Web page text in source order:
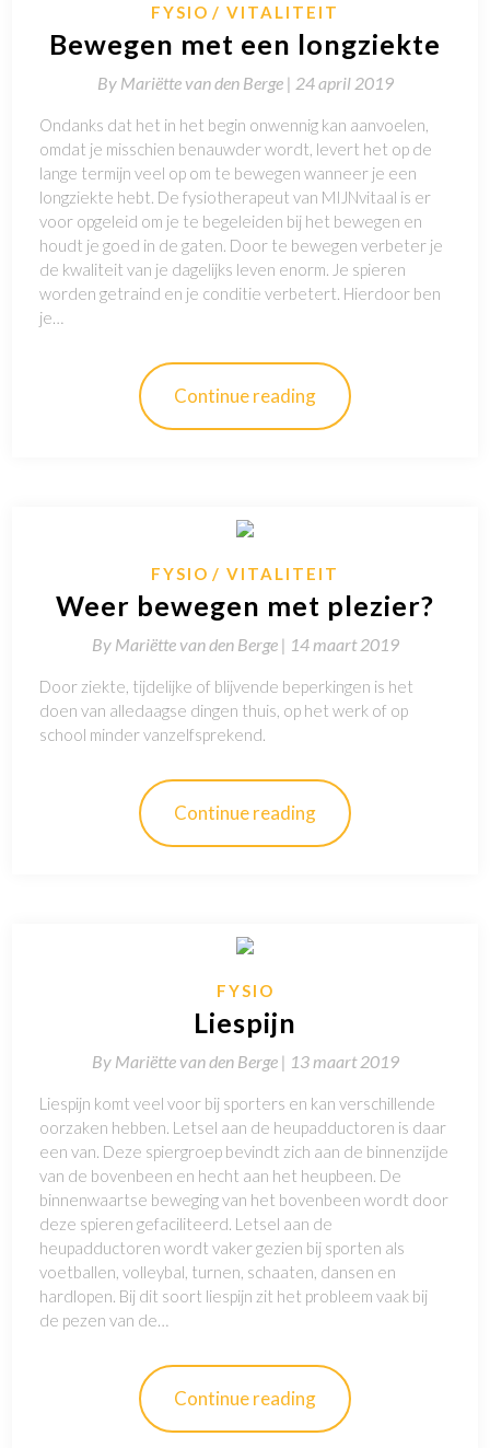
FYSIO VITALITEIT
Bewegen met een longziekte
By Mariëtte van den Berge | 24 april 2019
Ondanks dat het in het begin onwennig kan aanvoelen,
omdat je misschien benauwder wordt, levert het op de
lange termijn veel op om te bewegen wanneer je een
longziekte hebt. De fysiotherapeut van MIJNvitaal is er
voor opgeleid om je te begeleiden bij het bewegen en
houdt je goed in de gaten. Door te bewegen verbeter je
de kwaliteit van je dagelijks leven enorm. Je spieren
worden getraind en je conditie verbetert. Hierdoor ben
je…
Continue reading
FYSIO VITALITEIT
Weer bewegen met plezier?
By Mariëtte van den Berge | 14 maart 2019
Door ziekte, tijdelijke of blijvende beperkingen is het
doen van alledaagse dingen thuis, op het werk of op
school minder vanzelfsprekend.
Continue reading
FYSIO
Liespijn
By Mariëtte van den Berge | 13 maart 2019
Liespijn komt veel voor bij sporters en kan verschillende
oorzaken hebben. Letsel aan de heupadductoren is daar
een van. Deze spiergroep bevindt zich aan de binnenzijde
van de bovenbeen en hecht aan het heupbeen. De
binnenwaartse beweging van het bovenbeen wordt door
deze spieren gefaciliteerd. Letsel aan de
heupadductoren wordt vaker gezien bij sporten als
voetballen, volleybal, turnen, schaaten, dansen en
hardlopen. Bij dit soort liespijn zit het probleem vaak bij
de pezen van de…
Continue reading